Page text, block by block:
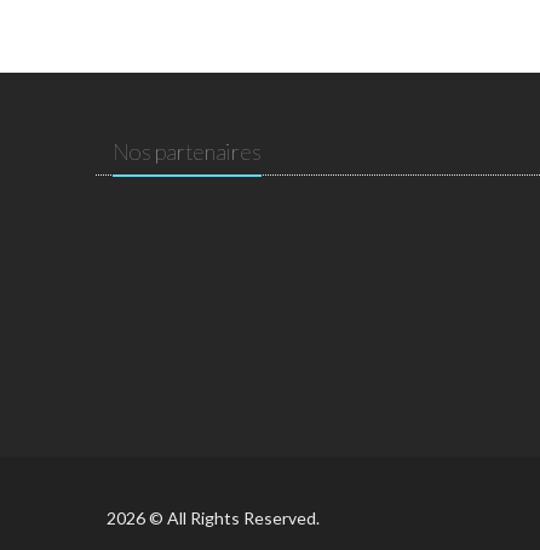
Nos partenaires
2026 © All Rights Reserved.